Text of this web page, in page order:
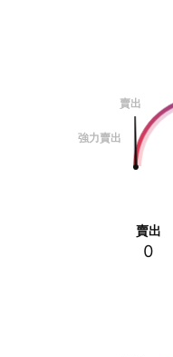
賣出
強力賣出
賣出
0